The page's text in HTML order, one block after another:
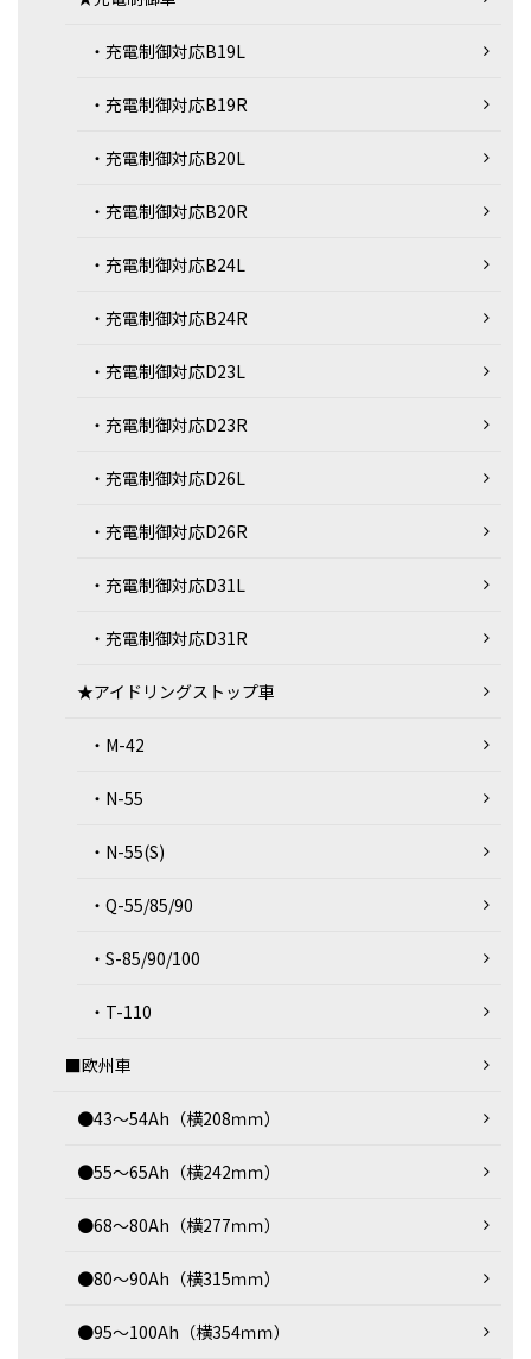
・充電制御対応B19L
・充電制御対応B19R
・充電制御対応B20L
・充電制御対応B20R
・充電制御対応B24L
・充電制御対応B24R
・充電制御対応D23L
・充電制御対応D23R
・充電制御対応D26L
・充電制御対応D26R
・充電制御対応D31L
・充電制御対応D31R
★アイドリングストップ車
・M-42
・N-55
・N-55(S)
・Q-55/85/90
・S-85/90/100
・T-110
■欧州車
●43～54Ah（横208ｍｍ）
●55～65Ah（横242ｍｍ）
●68～80Ah（横277ｍｍ）
●80～90Ah（横315ｍｍ）
●95～100Ah（横354ｍｍ）